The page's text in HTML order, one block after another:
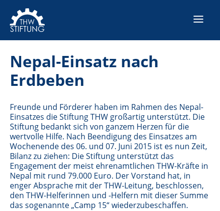
Nepal-Einsatz nach
Erdbeben
Freunde und Förderer haben im Rahmen des Nepal-
Einsatzes die Stiftung THW großartig unterstützt. Die
Stiftung bedankt sich von ganzem Herzen für die
wertvolle Hilfe. Nach Beendigung des Einsatzes am
Wochenende des 06. und 07. Juni 2015 ist es nun Zeit,
Bilanz zu ziehen: Die Stiftung unterstützt das
Engagement der meist ehrenamtlichen THW-Kräfte in
Nepal mit rund 79.000 Euro. Der Vorstand hat, in
enger Absprache mit der THW-Leitung, beschlossen,
den THW-Helferinnen und -Helfern mit dieser Summe
das sogenannte „Camp 15“ wiederzubeschaffen.